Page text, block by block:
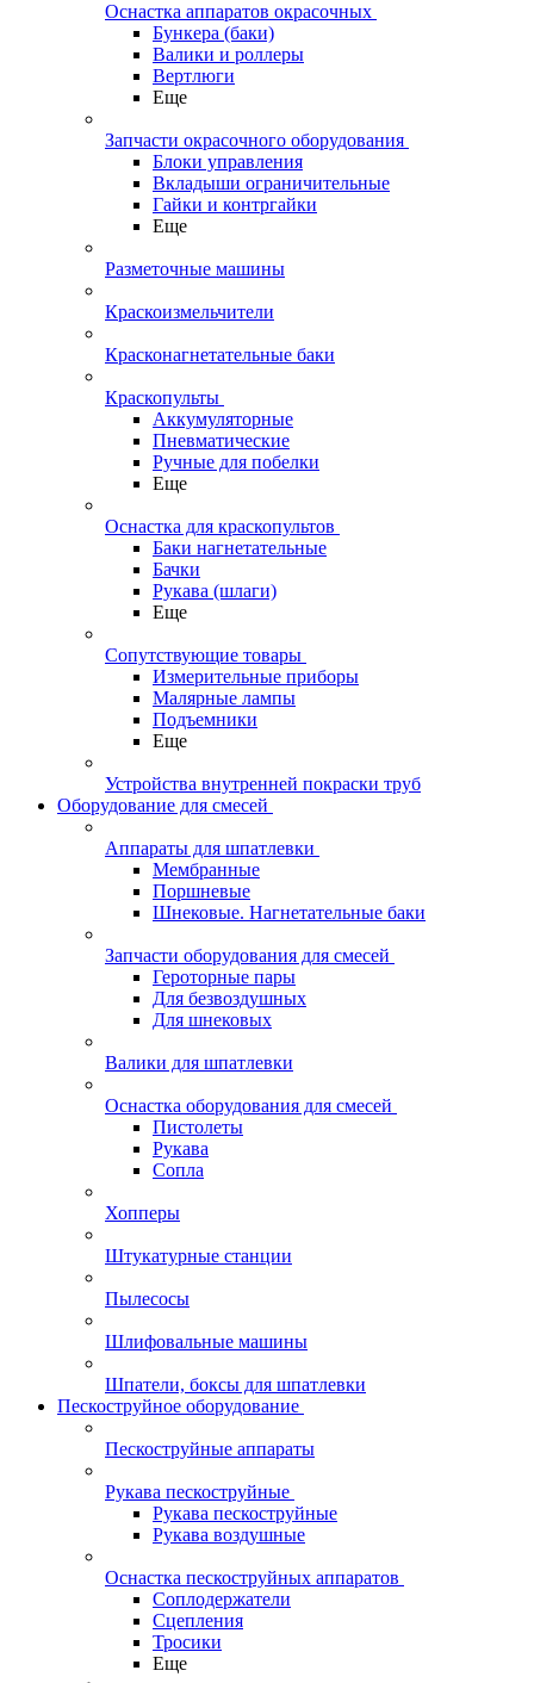
Оснастка аппаратов окрасочных
Бункера (баки)
Валики и роллеры
Вертлюги
Еще
Запчасти окрасочного оборудования
Блоки управления
Вкладыши ограничительные
Гайки и контргайки
Еще
Разметочные машины
Краскоизмельчители
Красконагнетательные баки
Краскопульты
Аккумуляторные
Пневматические
Ручные для побелки
Еще
Оснастка для краскопультов
Баки нагнетательные
Бачки
Рукава (шлаги)
Еще
Сопутствующие товары
Измерительные приборы
Малярные лампы
Подъемники
Еще
Устройства внутренней покраски труб
Оборудование для смесей
Аппараты для шпатлевки
Мембранные
Поршневые
Шнековые. Нагнетательные баки
Запчасти оборудования для смесей
Героторные пары
Для безвоздушных
Для шнековых
Валики для шпатлевки
Оснастка оборудования для смесей
Пистолеты
Рукава
Сопла
Хопперы
Штукатурные станции
Пылесосы
Шлифовальные машины
Шпатели, боксы для шпатлевки
Пескоструйное оборудование
Пескоструйные аппараты
Рукава пескоструйные
Рукава пескоструйные
Рукава воздушные
Оснастка пескоструйных аппаратов
Соплодержатели
Сцепления
Тросики
Еще